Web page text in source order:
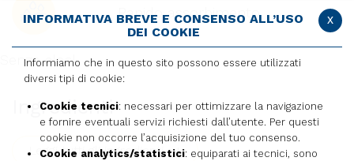
Rapido assorbimento
Senza alcol
Ingredienti
Leggi tutti gli ingredienti
x
INFORMATIVA BREVE E CONSENSO ALL’USO
DEI COOKIE
Informiamo che in questo sito possono essere utilizzati
diversi tipi di cookie:
Cookie tecnici: necessari per ottimizzare la navigazione
e fornire eventuali servizi richiesti dall’utente. Per questi
cookie non occorre l’acquisizione del tuo consenso.
Cookie analytics/statistici: equiparati ai tecnici, sono